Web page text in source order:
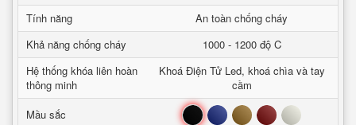
Tính năng
An toàn chống cháy
Khả năng chống cháy
1000 - 1200 độ C
Hệ thống khóa liên hoàn
thông minh
Khoá Điện Tử Led, khoá chìa và tay
cầm
Mầu sắc
Đen Xanh Nâu Đỏ Trắng